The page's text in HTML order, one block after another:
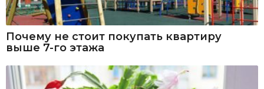
Почему не стоит покупать квартиру
выше 7-го этажа